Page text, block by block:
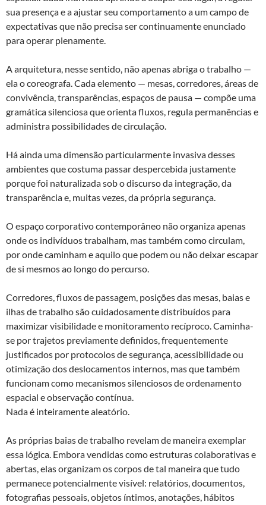
sua presença e a ajustar seu comportamento a um campo de
expectativas que não precisa ser continuamente enunciado
para operar plenamente.
A arquitetura, nesse sentido, não apenas abriga o trabalho —
ela o coreografa. Cada elemento — mesas, corredores, áreas de
convivência, transparências, espaços de pausa — compõe uma
gramática silenciosa que orienta fluxos, regula permanências e
administra possibilidades de circulação.
Há ainda uma dimensão particularmente invasiva desses
ambientes que costuma passar despercebida justamente
porque foi naturalizada sob o discurso da integração, da
transparência e, muitas vezes, da própria segurança.
O espaço corporativo contemporâneo não organiza apenas
onde os indivíduos trabalham, mas também como circulam,
por onde caminham e aquilo que podem ou não deixar escapar
de si mesmos ao longo do percurso.
Corredores, fluxos de passagem, posições das mesas, baias e
ilhas de trabalho são cuidadosamente distribuídos para
maximizar visibilidade e monitoramento recíproco. Caminha-
se por trajetos previamente definidos, frequentemente
justificados por protocolos de segurança, acessibilidade ou
otimização dos deslocamentos internos, mas que também
funcionam como mecanismos silenciosos de ordenamento
espacial e observação contínua.
Nada é inteiramente aleatório.
As próprias baias de trabalho revelam de maneira exemplar
essa lógica. Embora vendidas como estruturas colaborativas e
abertas, elas organizam os corpos de tal maneira que tudo
permanece potencialmente visível: relatórios, documentos,
fotografias pessoais, objetos íntimos, anotações, hábitos